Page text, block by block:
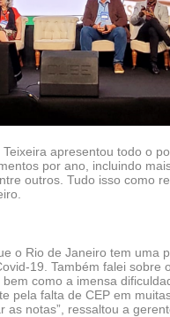
apresentou todo o
por ano, incluindo
outros. Tudo isso como
o Rio de Janeiro tem
19. Também falei
como a imensa
pela falta de CEP em
notas”, ressaltou a